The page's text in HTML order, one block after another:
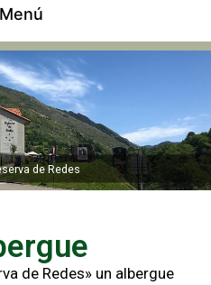
Menú
de Redes
de Redes» un albergue